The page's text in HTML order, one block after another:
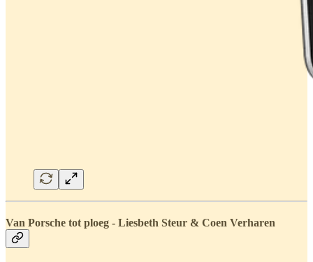
Van Porsche tot ploeg - Liesbeth Steur & Coen Verharen